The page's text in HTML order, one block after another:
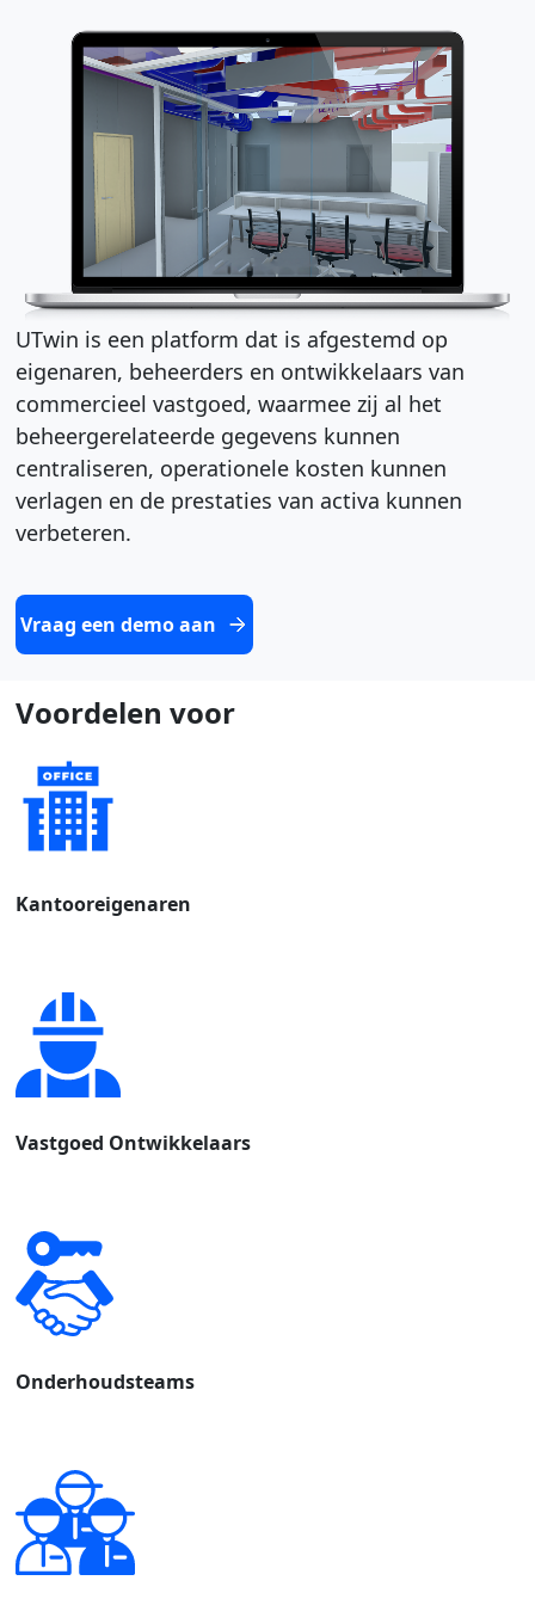
UTwin is een platform dat is afgestemd op
eigenaren, beheerders en ontwikkelaars van
commercieel vastgoed, waarmee zij al het
beheergerelateerde gegevens kunnen
centraliseren, operationele kosten kunnen
verlagen en de prestaties van activa kunnen
verbeteren.
Vraag een demo aan
Voordelen voor
Kantooreigenaren
Vastgoed Ontwikkelaars
Onderhoudsteams